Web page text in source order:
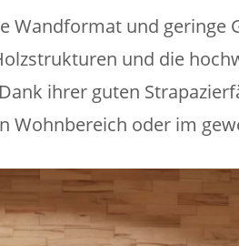
Wandformat und geringe
und die
ihrer guten
Wohnbereich oder im